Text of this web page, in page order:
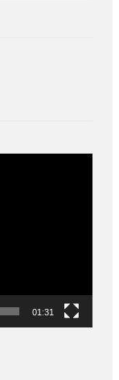
01:31